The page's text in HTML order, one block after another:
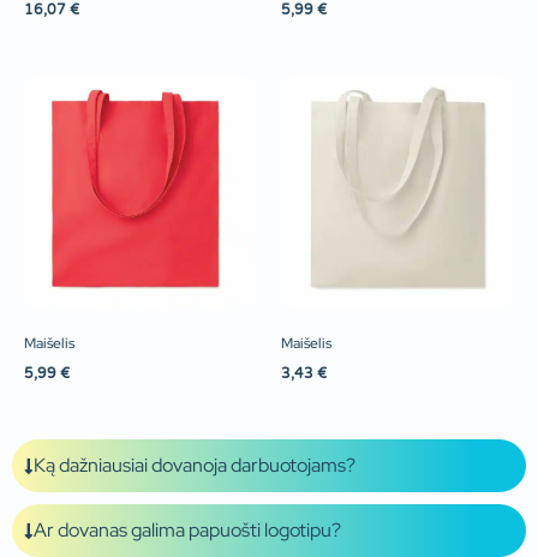
16,07 € 5,99 €
Maišelis
5,99 €
Maišelis
3,43 €
Ką dažniausiai dovanoja darbuotojams?
Ar dovanas galima papuošti logotipu?